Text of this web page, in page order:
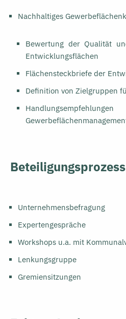
Nachhaltiges
Bewertung der Qualität
Entwicklungsflächen
Flächensteckbriefe der
Definition von Zielgruppen
Beteiligungsprozess
Unternehmensbefragung
Expertengespräche
Workshops u.a. mit
Lenkungsgruppe
Gremiensitzungen